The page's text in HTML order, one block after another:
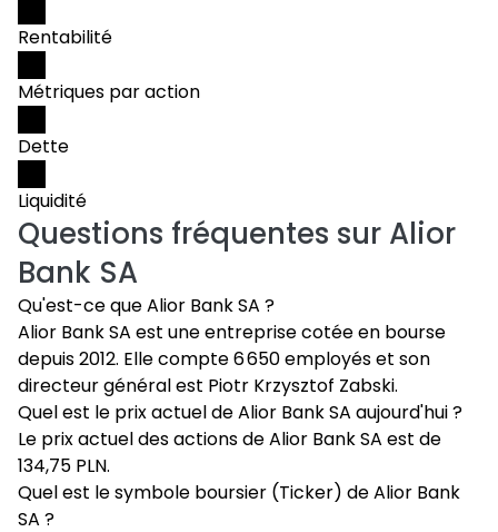
Rentabilité
Métriques par action
Dette
Liquidité
Questions fréquentes sur Alior
Bank SA
Qu'est-ce que Alior Bank SA ?
Alior Bank SA est une entreprise cotée en bourse
depuis 2012. Elle compte 6 650 employés et son
directeur général est Piotr Krzysztof Zabski.
Quel est le prix actuel de Alior Bank SA aujourd'hui ?
Le prix actuel des actions de Alior Bank SA est de
134,75 PLN.
Quel est le symbole boursier (Ticker) de Alior Bank
SA ?